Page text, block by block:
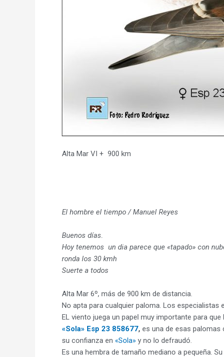
Alta Mar VI + 900 km
El hombre el tiempo / Manuel Reyes
Buenos días.
Hoy tenemos un dia parece que «tapado» con
ronda los 30 kmh
Suerte a todos
Alta Mar 6º, más de 900 km de distancia.
No apta para cualquier paloma. Los
EL viento juega un papel muy importante para
«Sola» Esp 23 858677, es una de esas palomas
su confianza en «Sola» y no lo defraudó.
Es una hembra de tamaño mediano a pequeña.